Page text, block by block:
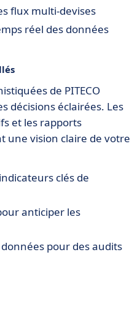
flux multi-devises
réel des données
de PITECO
décisions éclairées. Les
et les rapports
une vision claire de votre
clés de
anticiper les
pour des audits